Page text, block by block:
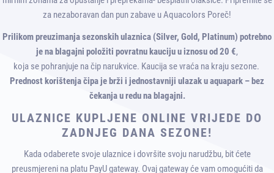
za nezaboravan dan pun zabave u Aquacolors Poreč!
Prilikom preuzimanja sezonskih ulaznica (Silver, Gold, Platinum) potrebno
je na blagajni položiti povratnu kauciju u iznosu od 20 €,
koja se pohranjuje na čip narukvice. Kaucija se vraća na kraju sezone.
Prednost korištenja čipa je brži i jednostavniji ulazak u aquapark – bez
čekanja u redu na blagajni.
ULAZNICE KUPLJENE ONLINE VRIJEDE DO
ZADNJEG DANA SEZONE!
Kada odaberete svoje ulaznice i dovršite svoju narudžbu, bit ćete
preusmjereni na platu PayU gateway. Ovaj gateway će vam omogućiti da